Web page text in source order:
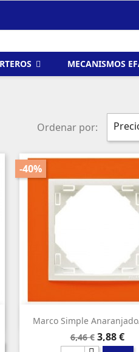
MECANISMOS
Ordenar por:
Marco Simple
Precio
base
6,46 €
-40%
Precio
3,88 €
 Vista rápida